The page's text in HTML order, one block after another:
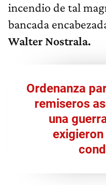
incendio de tal
bancada
Walter Nostrala.
Ordenanza
remiseros
una